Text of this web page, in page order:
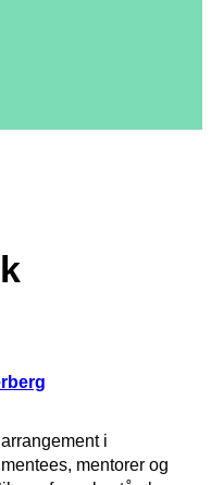
i
mentorer og